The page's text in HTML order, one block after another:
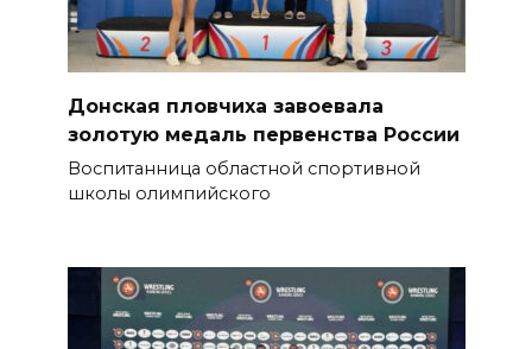
Донская пловчиха завоевала
золотую медаль первенства России
Воспитанница областной спортивной
школы олимпийского